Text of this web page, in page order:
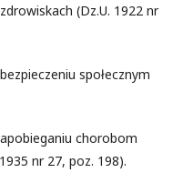
(Dz.U. 1922 nr
społecznym
chorobom
nr 27, poz. 198).